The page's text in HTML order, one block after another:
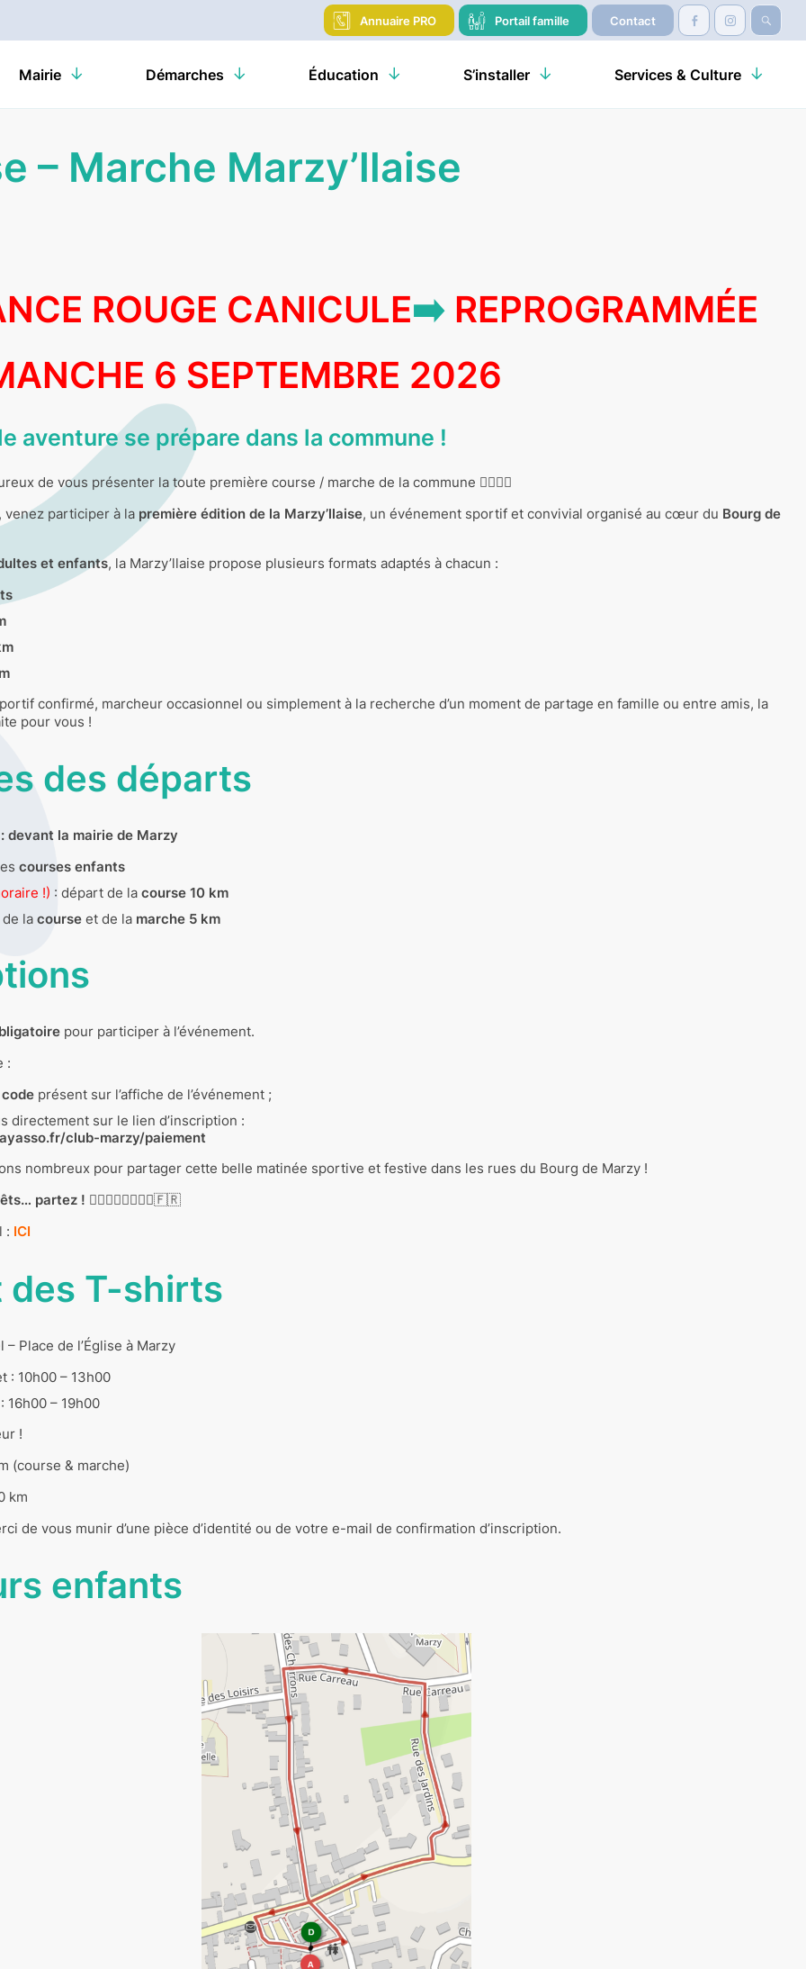
Annuaire PRO Portail famille Contact
Mairie Démarches Éducation S’installer Services & Culture
– Marche Marzy’llaise
ROUGE CANICULE➡️ REPROGRAMMÉE
6 SEPTEMBRE 2026
aventure se prépare dans la commune !
de vous présenter la toute première course / marche de la commune 🏃‍♀️🏃‍♂️
, venez participer à la première édition de la Marzy’llaise, un événement sportif et convivial organisé au cœur du Bourg de
et enfants, la Marzy’llaise propose plusieurs formats adaptés à chacun :
confirmé, marcheur occasionnel ou simplement à la recherche d’un moment de partage en famille ou entre amis, la
pour vous !
des départs
devant la mairie de Marzy
courses enfants
!) : départ de la course 10 km
la course et de la marche 5 km
pour participer à l’événement.
:
code présent sur l’affiche de l’événement ;
directement sur le lien d’inscription :
club-marzy/paiement
nombreux pour partager cette belle matinée sportive et festive dans les rues du Bourg de Marzy !
partez ! 🏃‍♀️🏃‍♂️🚶‍♀️🚶‍♂️🇫🇷
: ICI
des T-shirts
– Place de l’Église à Marzy
: 10h00 – 13h00
16h00 – 19h00
!
(course & marche)
km
de vous munir d’une pièce d’identité ou de votre e-mail de confirmation d’inscription.
enfants